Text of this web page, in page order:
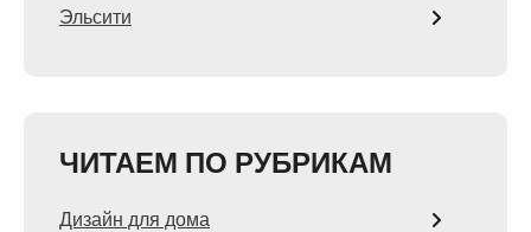
Эльсити
ЧИТАЕМ ПО РУБРИКАМ
Дизайн для дома